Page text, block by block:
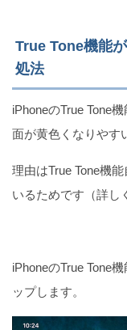
急に
（
True Tone機能
処法
iPhoneのTrue Tone
面が黄色くなりやす
理由はTrue Tone機
いるためです（詳し
iPhoneのTrue Tone
ップします。